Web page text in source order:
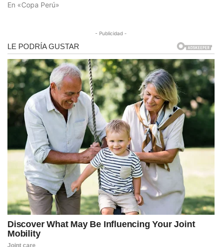
En «Copa Perú»
- Publicidad -